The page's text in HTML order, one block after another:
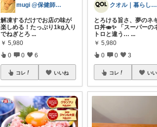
mugi @保健師ママ×0歳育児
解凍するだけでお店の味が
楽しめる！たっぷり1kg入り
でねぎとろ ...
￥ 5,980
0 0 6
コレ いいね
クオル｜暮らしの「質」爆上げ🈁
とろける旨さ、夢のネ
ロ丼🍣✨ 「スーパーの
トロと違う… ...
￥ 5,980
0 0 3
コレ い